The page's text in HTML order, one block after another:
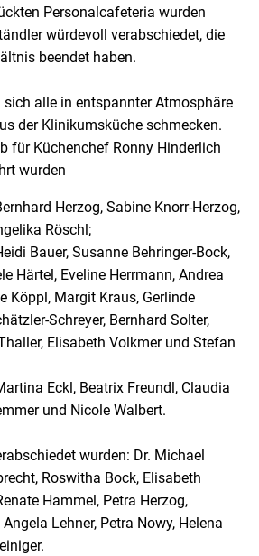
Personalcafeteria wurden
würdevoll verabschiedet, die
beendet haben.
sich alle in entspannter Atmosphäre
der Klinikumsküche schmecken.
für Küchenchef Ronny Hinderlich
wurden
Herzog, Sabine Knorr-Herzog,
Röschl;
Bauer, Susanne Behringer-Bock,
Härtel, Eveline Herrmann, Andrea
Köppl, Margit Kraus, Gerlinde
Schreyer, Bernhard Solter,
Elisabeth Volkmer und Stefan
Eckl, Beatrix Freundl, Claudia
und Nicole Walbert.
wurden: Dr. Michael
Roswitha Bock, Elisabeth
Hammel, Petra Herzog,
Lehner, Petra Nowy, Helena